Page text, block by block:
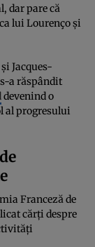
dar pare că
lui Lourenço și
Jacques-
a răspândit
devenind o
al progresului
Franceză de
cărți despre